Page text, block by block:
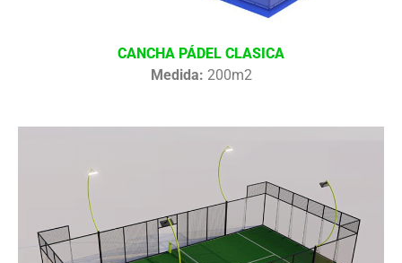
CANCHA PÁDEL CLASICA
Medida: 200m2